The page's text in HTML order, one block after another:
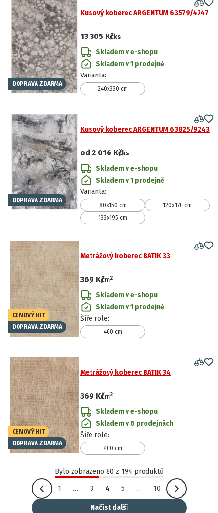
DOPRAVA ZDARMA
Kusový koberec ARGENTUM 63579/4747
13 305 Kč/ks
Skladem v e-shopu
Skladem v 1 prodejně
Varianta:
240x330 cm
DOPRAVA ZDARMA
Kusový koberec ARGENTUM 63825/9243
od 2 016 Kč/ks
Skladem v e-shopu
Skladem v 1 prodejně
Varianta:
80x150 cm
120x170 cm
133x195 cm
CENOVÝ HIT
DOPRAVA ZDARMA
Metrážový koberec BATIK 33
369 Kč
/m2
Skladem v e-shopu
Skladem v 1 prodejně
Šíře role:
400 cm
CENOVÝ HIT
DOPRAVA ZDARMA
Metrážový koberec BATIK 34
369 Kč
/m2
Skladem v e-shopu
Skladem v 6 prodejnách
Šíře role:
400 cm
Bylo zobrazeno 80 z 194 produktů
1 … 3 4 5 … 10
Načíst další